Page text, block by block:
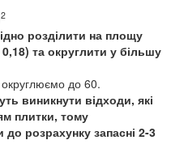
2
розділити на площу
0,18) та округлити у більшу
до 60.
виникнути відходи, які
плитки, тому
розрахунку запасні 2-3